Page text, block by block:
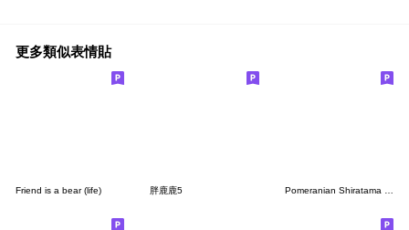
更多類似表情貼
Friend is a bear (life) 胖鹿鹿5